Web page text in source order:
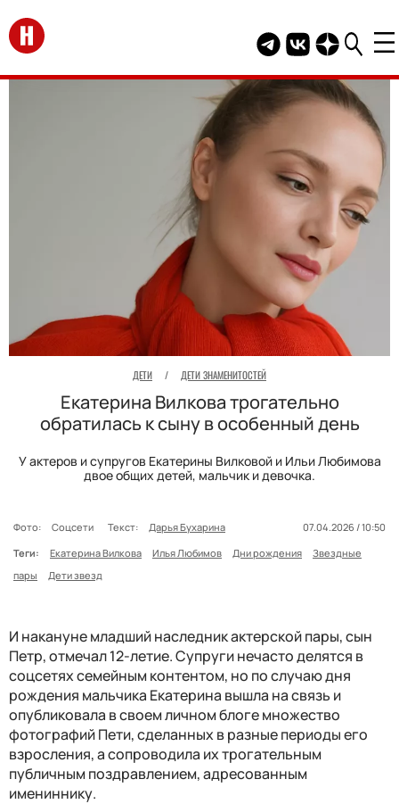
Перейти на главную
Telegram канал
Группа HELLO
Канал
ДЕТИ / ДЕТИ ЗНАМЕНИТОСТЕЙ
Екатерина Вилкова трогательно
обратилась к сыну в особенный день
У актеров и супругов Екатерины Вилковой и Ильи Любимова
двое общих детей, мальчик и девочка.
Фото: Соцсети Текст: Дарья Бухарина
07.04.2026 / 10:50
Теги:
Екатерина Вилкова Илья Любимов Дни рождения
Звездные
пары
Дети звезд
И накануне младший наследник актерской пары, сын
Петр, отмечал 12-летие. Супруги нечасто делятся в
соцсетях семейным контентом, но по случаю дня
рождения мальчика Екатерина вышла на связь и
опубликовала в своем личном блоге множество
фотографий Пети, сделанных в разные периоды его
взросления, а сопроводила их трогательным
публичным поздравлением, адресованным
имениннику.